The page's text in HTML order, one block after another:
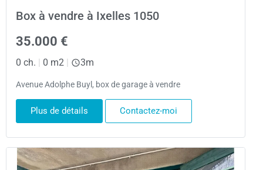
Box à vendre à Ixelles 1050
35.000 €
0 ch. 0 m2 3m
Avenue Adolphe Buyl, box de garage à vendre
Plus de détails Contactez-moi